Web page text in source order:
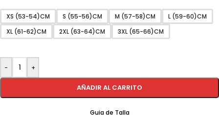
XS (53-54)CM S (55-56)CM M (57-58)CM
L (59-60)CM
XL (61-62)CM
2XL (63-64)CM 3XL (65-66)CM
- +
AÑADIR AL CARRITO
Guia de Talla